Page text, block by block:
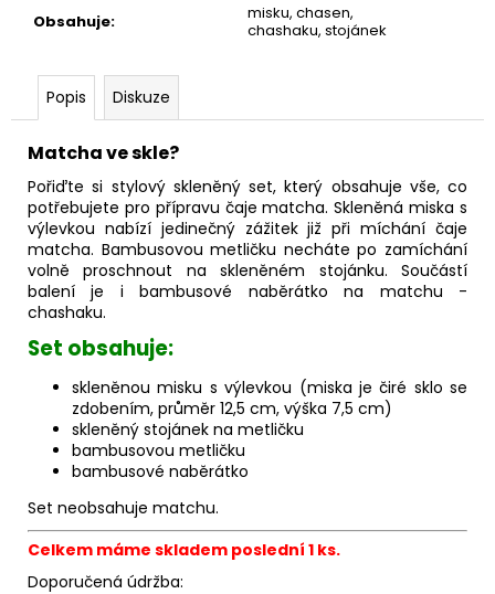
Obsahuje:
misku, chasen,
chashaku, stojánek
Popis Diskuze
Matcha ve skle?
Pořiďte si stylový skleněný set, který obsahuje vše, co
potřebujete pro přípravu čaje matcha. Skleněná miska s
výlevkou nabízí jedinečný zážitek již při míchání čaje
matcha. Bambusovou metličku necháte po zamíchání
volně proschnout na skleněném stojánku. Součástí
balení je i bambusové naběrátko na matchu -
chashaku.
Set obsahuje:
skleněnou misku s výlevkou (miska je čiré sklo se
zdobením, průměr 12,5 cm, výška 7,5 cm)
skleněný stojánek na metličku
bambusovou metličku
bambusové naběrátko
Set neobsahuje matchu.
Celkem máme skladem poslední 1 ks.
Doporučená údržba:
229